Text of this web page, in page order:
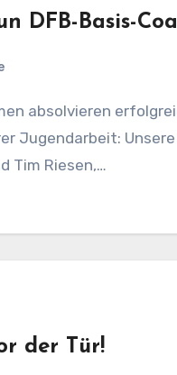
DFB-Basis-
Jugendarbeit:
Tim Riesen,…
der Tür!